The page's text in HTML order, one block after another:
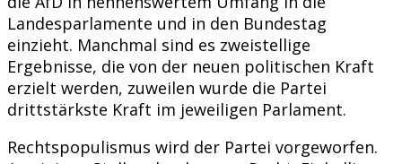
Landesparlamente und in den Bundestag
einzieht. Manchmal sind es zweistellige
Ergebnisse, die von der neuen politischen Kraft
erzielt werden, zuweilen wurde die Partei
drittstärkste Kraft im jeweiligen Parlament.
Rechtspopulismus wird der Partei vorgeworfen.